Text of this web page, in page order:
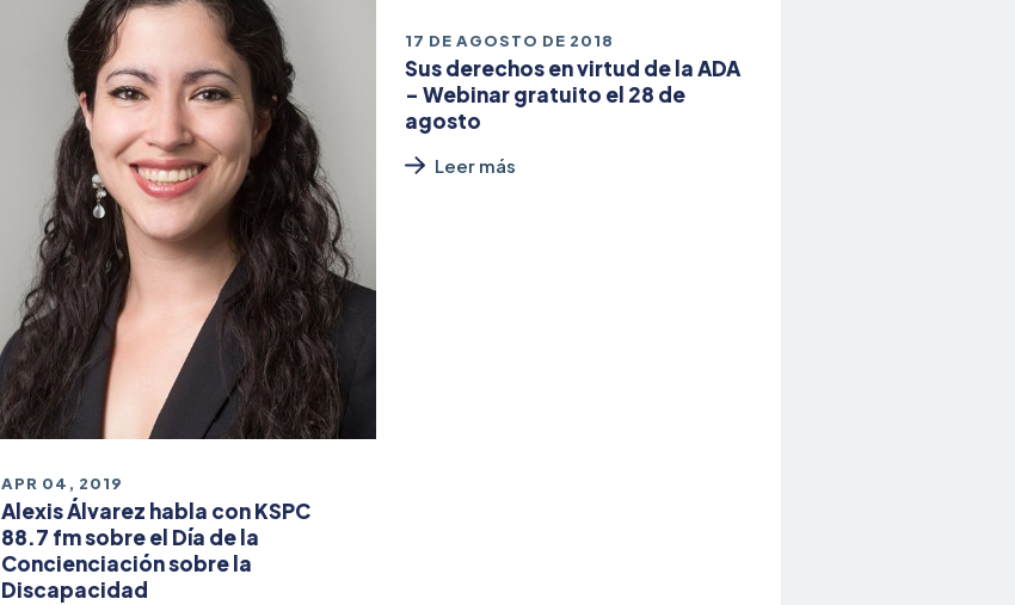
APR 04, 2019
Alexis Álvarez habla con KSPC
88.7 fm sobre el Día de la
Concienciación sobre la
Discapacidad
17 DE AGOSTO DE 2018
Sus derechos en virtud de la ADA
- Webinar gratuito el 28 de
agosto
Leer más